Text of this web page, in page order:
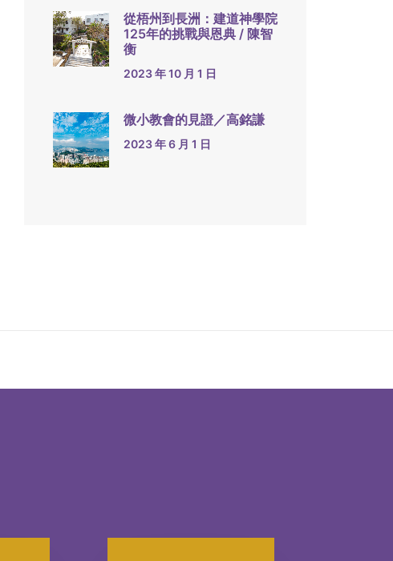
從梧州到長洲：建道神學院
125年的挑戰與恩典 / 陳智
衡
2023 年 10 月 1 日
微小教會的見證／高銘謙
2023 年 6 月 1 日